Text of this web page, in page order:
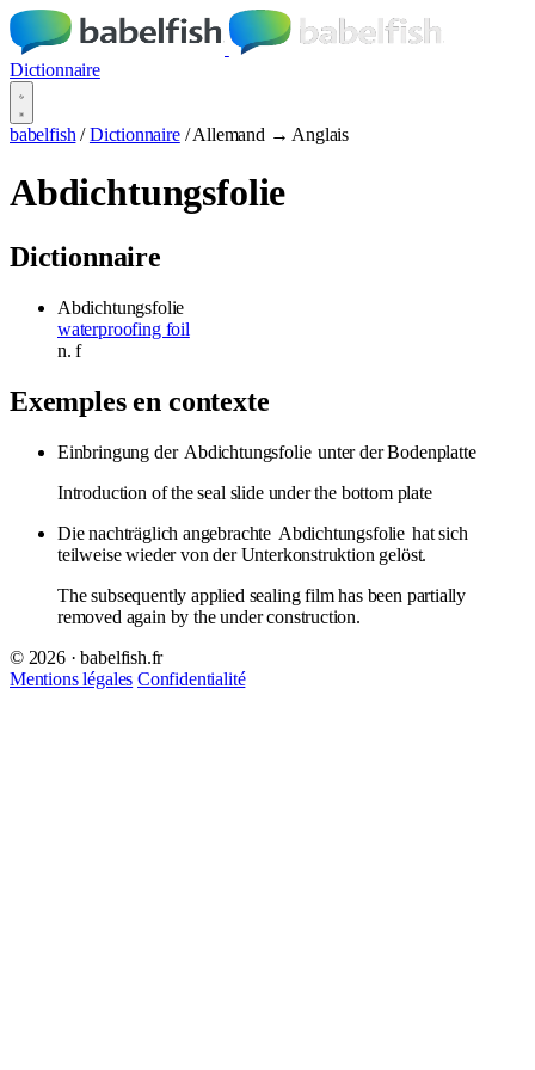
Dictionnaire
babelfish / Dictionnaire / Allemand → Anglais
Abdichtungsfolie
Dictionnaire
Abdichtungsfolie
waterproofing foil
n.f
Exemples en contexte
Einbringung der Abdichtungsfolie unter der Bodenplatte
Introduction of the seal slide under the bottom plate
Die nachträglich angebrachte Abdichtungsfolie hat sich
teilweise wieder von der Unterkonstruktion gelöst.
The subsequently applied sealing film has been partially
removed again by the under construction.
© 2026 · babelfish.fr
Mentions légales Confidentialité